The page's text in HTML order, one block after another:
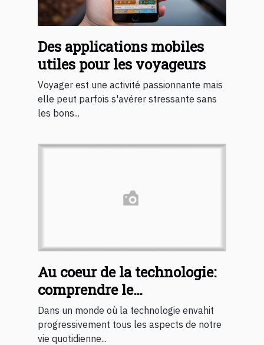
Des applications mobiles
utiles pour les voyageurs
Voyager est une activité passionnante mais
elle peut parfois s'avérer stressante sans
les bons...
Au coeur de la technologie:
comprendre le
fonctionnement des jouets
intimes connectés
Dans un monde où la technologie envahit
progressivement tous les aspects de notre
vie quotidienne...